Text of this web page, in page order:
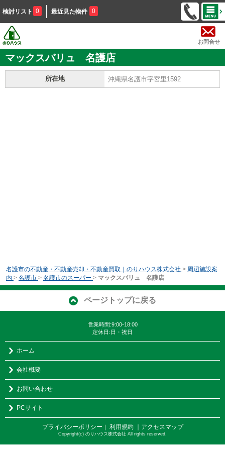
検討リスト 0 最近見た物件 0
お問合せ
マックスバリュ 名護店
所在地 沖縄県名護市字宮里1592
名護市の不動産・不動産売却・不動産買取｜のりハウス株式会社 > 周辺施設案
内 > 名護市 > 名護市のスーパー > マックスバリュ 名護店
ページトップに戻る
営業時間:9:00-18:00
定休日:日・祝日
ホーム
会社概要
お問い合わせ
PCサイト
プライバシーポリシー ｜ 利用規約 ｜アクセスマップ
Copyright(c) のりハウス株式会社 All rights reserved.